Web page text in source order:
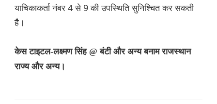
याचिकाकर्ता नंबर 4 से 9 की उपस्थिति सुनिश्चित कर सकती
है।
केस टाइटल-लक्ष्मण सिंह @ बंटी और अन्य बनाम राजस्थान
राज्य और अन्य।